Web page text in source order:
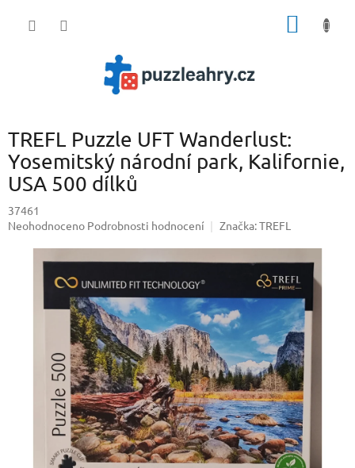
TREFL Puzzle UFT Wanderlust:
Yosemitský národní park, Kalifornie,
USA 500 dílků
37461
Průměrné
Neohodnoceno Podrobnosti hodnocení Značka:TREFL